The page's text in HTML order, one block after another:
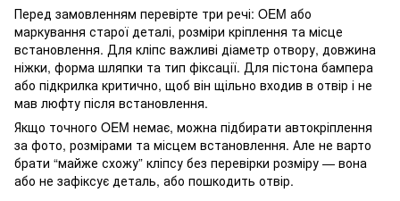
Перед замовленням перевірте три речі: OEM або
маркування старої деталі, розміри кріплення та місце
встановлення. Для кліпс важливі діаметр отвору, довжина
ніжки, форма шляпки та тип фіксації. Для пістона бампера
або підкрилка критично, щоб він щільно входив в отвір і не
мав люфту після встановлення.
Якщо точного OEM немає, можна підбирати автокріплення
за фото, розмірами та місцем встановлення. Але не варто
брати “майже схожу” кліпсу без перевірки розміру — вона
або не зафіксує деталь, або пошкодить отвір.